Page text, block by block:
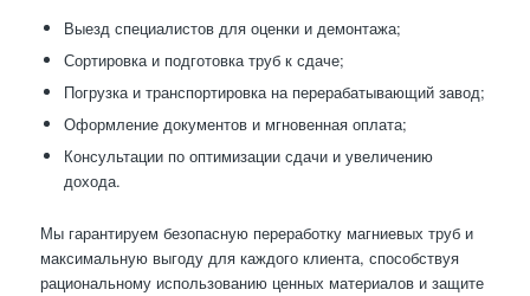
Выезд специалистов для оценки и демонтажа;
Сортировка и подготовка труб к сдаче;
Погрузка и транспортировка на перерабатывающий завод;
Оформление документов и мгновенная оплата;
Консультации по оптимизации сдачи и увеличению
дохода.
Мы гарантируем безопасную переработку магниевых труб и
максимальную выгоду для каждого клиента, способствуя
рациональному использованию ценных материалов и защите